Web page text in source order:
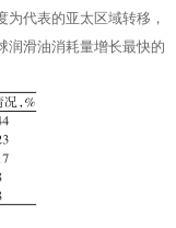
代表的亚太区域转移，
润滑油消耗量增长最快的